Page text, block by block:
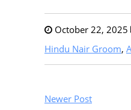
October 22, 2025
Hindu Nair Groom,
Newer Post